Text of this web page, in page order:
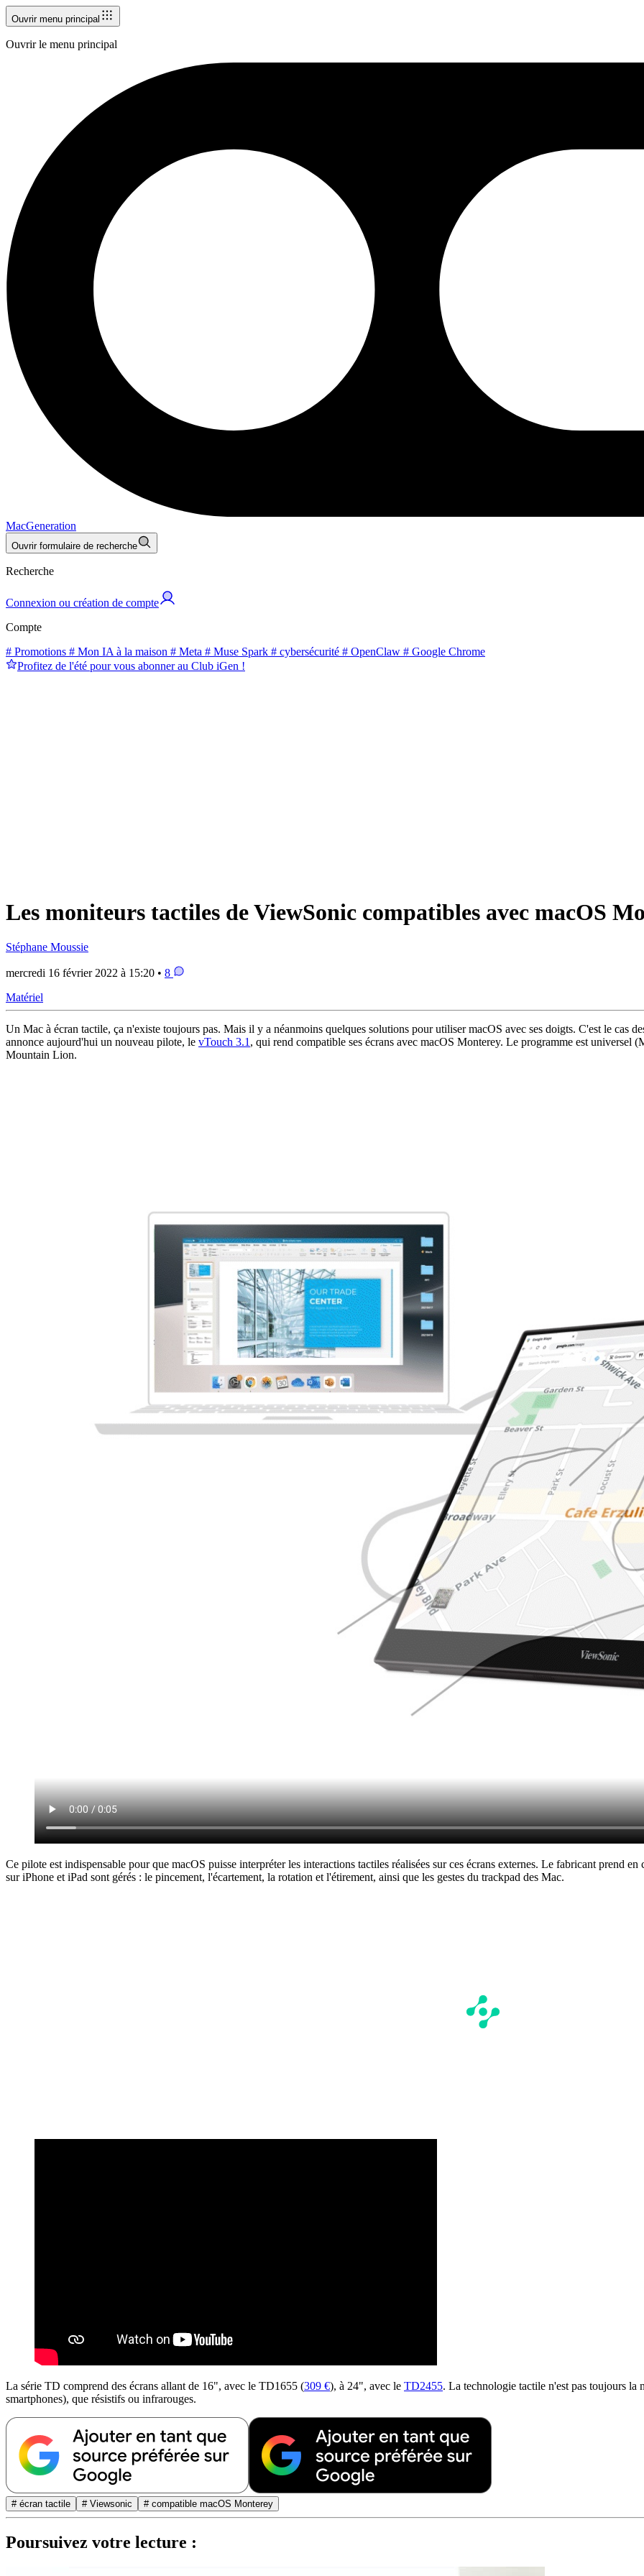
Ouvrir menu principal
Ouvrir le menu principal
MacGeneration
Ouvrir formulaire de recherche
Recherche
Connexion ou création de compte
Compte
# Promotions # Mon IA à la maison # Meta # Muse Spark # cybersécurité # OpenClaw # Google Chrome
Profitez de l'été pour vous abonner au Club iGen !
Les moniteurs tactiles de ViewSonic compatibles avec macOS
Stéphane Moussie
mercredi 16 février 2022 à 15:20 • 8
Matériel
Un Mac à écran tactile, ça n'existe toujours pas. Mais il y a néanmoins quelques solutions pour utiliser macOS avec ses doigts. C'est le cas
annonce aujourd'hui un nouveau pilote, le vTouch 3.1 , qui rend compatible ses écrans avec macOS Monterey. Le programme est
Mountain Lion.
Ce pilote est indispensable pour que macOS puisse interpréter les interactions tactiles réalisées sur ces écrans externes. Le fabricant prend
sur iPhone et iPad sont gérés : le pincement, l'écartement, la rotation et l'étirement, ainsi que les gestes du trackpad des Mac.
La série TD comprend des écrans allant de 16", avec le TD1655 (309 €), à 24", avec le TD2455. La technologie tactile n'est pas toujours la
smartphones), que résistifs ou infrarouges.
# écran tactile # Viewsonic # compatible macOS Monterey
Poursuivez votre lecture :